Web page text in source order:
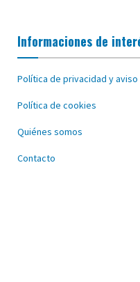
Informaciones de
Política de privacidad y
Política de cookies
Quiénes somos
Contacto